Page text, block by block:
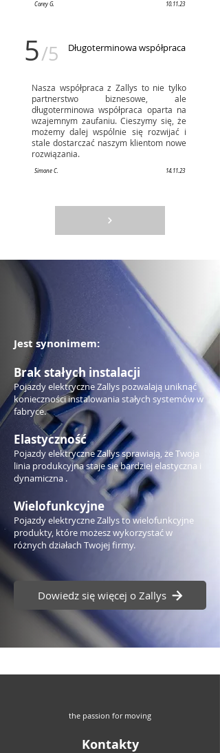
Corey G. 10.11.23
Długoterminowa współpraca
/5
5
Nasza współpraca z Zallys to nie tylko
partnerstwo biznesowe, ale
długoterminowa współpraca oparta na
wzajemnym zaufaniu. Cieszymy się, że
możemy dalej wspólnie się rozwijać i
stale dostarczać naszym klientom nowe
rozwiązania.
Simone C. 14.11.23
Jest synonimem:
Brak stałych instalacji
Pojazdy elektryczne Zallys pozwalają uniknąć
konieczności instalowania stałych systemów w
fabryce.
Elastyczność
Pojazdy elektryczne Zallys sprawiają, że Twoja
linia produkcyjna staje się bardziej elastyczna i
dynamiczna .
Wielofunkcyjne
Pojazdy elektryczne Zallys to wielofunkcyjne
produkty, które możesz wykorzystać w
różnych działach Twojej firmy.
Dowiedz się więcej o Zallys
the passion for moving
Kontakty